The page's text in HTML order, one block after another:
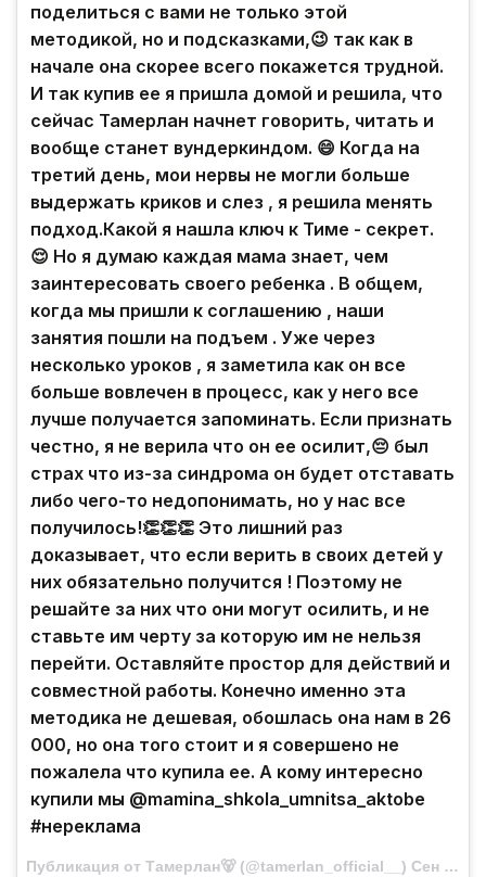
поделиться с вами не только этой
методикой, но и подсказками,😉 так как в
начале она скорее всего покажется трудной.
И так купив ее я пришла домой и решила, что
сейчас Тамерлан начнет говорить, читать и
вообще станет вундеркиндом. 😄 Когда на
третий день, мои нервы не могли больше
выдержать криков и слез , я решила менять
подход.Какой я нашла ключ к Тиме - секрет.
😌 Но я думаю каждая мама знает, чем
заинтересовать своего ребенка . В общем,
когда мы пришли к соглашению , наши
занятия пошли на подъем . Уже через
несколько уроков , я заметила как он все
больше вовлечен в процесс, как у него все
лучше получается запоминать. Если признать
честно, я не верила что он ее осилит,😔 был
страх что из-за синдрома он будет отставать
либо чего-то недопонимать, но у нас все
получилось!👏👏👏 Это лишний раз
доказывает, что если верить в своих детей у
них обязательно получится ! Поэтому не
решайте за них что они могут осилить, и не
ставьте им черту за которую им не нельзя
перейти. Оставляйте простор для действий и
совместной работы. Конечно именно эта
методика не дешевая, обошлась она нам в 26
000, но она того стоит и я совершено не
пожалела что купила ее. А кому интересно
купили мы @mamina_shkola_umnitsa_aktobe
#нереклама
Публикация от Тамерлан🐻 (@tamerlan_official__) Сен 20 2017 в 11:28 PDT